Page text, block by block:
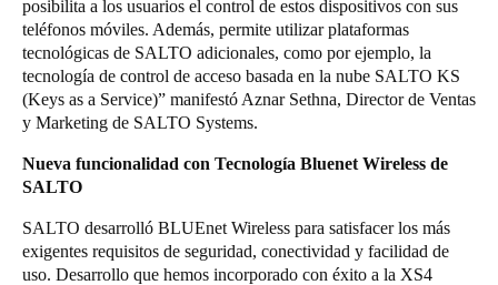
posibilita a los usuarios el control de estos dispositivos con sus
teléfonos móviles. Además, permite utilizar plataformas
tecnológicas de SALTO adicionales, como por ejemplo, la
tecnología de control de acceso basada en la nube SALTO KS
(Keys as a Service)” manifestó Aznar Sethna, Director de Ventas
y Marketing de SALTO Systems.
Nueva funcionalidad con Tecnología Bluenet Wireless de
SALTO
SALTO desarrolló BLUEnet Wireless para satisfacer los más
exigentes requisitos de seguridad, conectividad y facilidad de
uso. Desarrollo que hemos incorporado con éxito a la XS4